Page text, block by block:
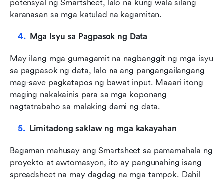
potensyal ng Smartsheet, lalo na kung wala silang
karanasan sa mga katulad na kagamitan.
Mga Isyu sa Pagpasok ng Data
May ilang mga gumagamit na nagbanggit ng mga isyu
sa pagpasok ng data, lalo na ang pangangailangang
mag-save pagkatapos ng bawat input. Maaari itong
maging nakakainis para sa mga koponang
nagtatrabaho sa malaking dami ng data.
Limitadong saklaw ng mga kakayahan
Bagaman mahusay ang Smartsheet sa pamamahala ng
proyekto at awtomasyon, ito ay pangunahing isang
spreadsheet na may dagdag na mga tampok. Dahil